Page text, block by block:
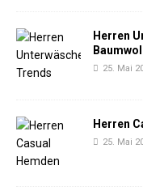
Herren
25. Mai
Herren
25. Mai